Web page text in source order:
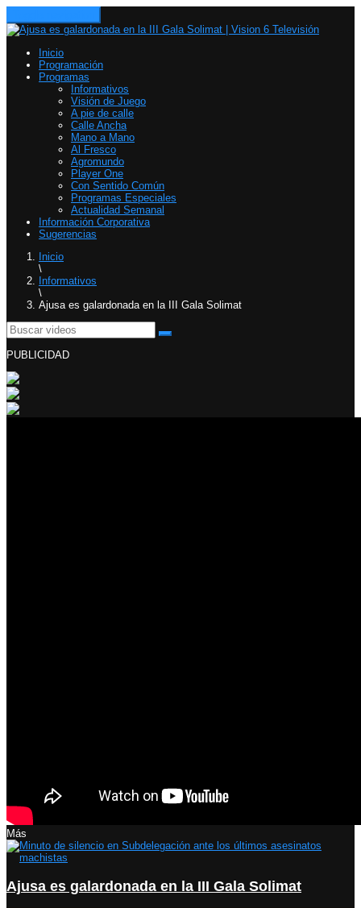
Inicio
Programación
Programas
Informativos
Visión de Juego
A pie de calle
Calle Ancha
Mano a Mano
Al Fresco
Agromundo
Player One
Con Sentido Común
Programas Especiales
Actualidad Semanal
Información Corporativa
Sugerencias
Inicio
\
Informativos
\
Ajusa es galardonada en la III Gala Solimat
PUBLICIDAD
Más
Ajusa es galardonada en la III Gala Solimat